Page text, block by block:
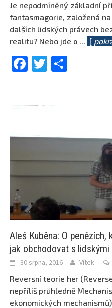
Je nepodmíněný základní
fantasmagorie, založená
dalších lidských právech
realitu? Nebo jde o ... [
Facebook
Twitter
Aleš Kuběna: O
jak obchodovat s lidskými
30 srpna, 2016 Vítek
Reversní teorie her
nepříliš průhledně
ekonomických